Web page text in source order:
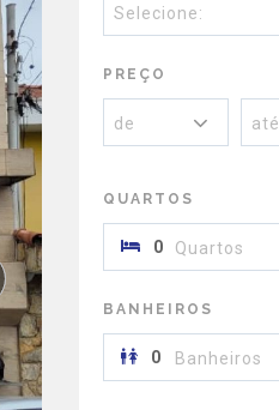
Selecione:
PREÇO
de até
QUARTOS
Quartos
BANHEIROS
Banheiros